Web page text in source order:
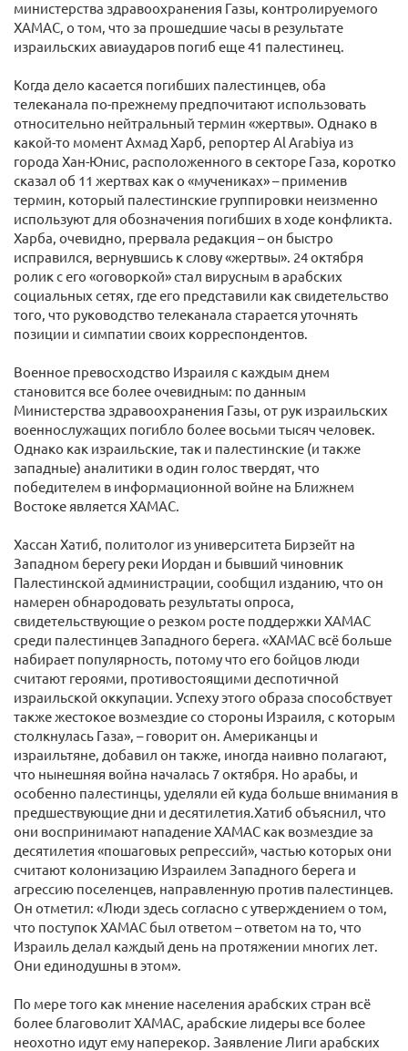
министерства здравоохранения Газы, контролируемого
ХАМАС, о том, что за прошедшие часы в результате
израильских авиаударов погиб еще 41 палестинец.
Когда дело касается погибших палестинцев, оба
телеканала по-прежнему предпочитают использовать
относительно нейтральный термин «жертвы». Однако в
какой-то момент Ахмад Харб, репортер Al Arabiya из
города Хан-Юнис, расположенного в секторе Газа, коротко
сказал об 11 жертвах как о «мучениках» – применив
термин, который палестинские группировки неизменно
используют для обозначения погибших в ходе конфликта.
Харба, очевидно, прервала редакция – он быстро
исправился, вернувшись к слову «жертвы». 24 октября
ролик с его «оговоркой» стал вирусным в арабских
социальных сетях, где его представили как свидетельство
того, что руководство телеканала старается уточнять
позиции и симпатии своих корреспондентов.
Военное превосходство Израиля с каждым днем
становится все более очевидным: по данным
Министерства здравоохранения Газы, от рук израильских
военнослужащих погибло более восьми тысяч человек.
Однако как израильские, так и палестинские (и также
западные) аналитики в один голос твердят, что
победителем в информационной войне на Ближнем
Востоке является ХАМАС.
Хассан Хатиб, политолог из университета Бирзейт на
Западном берегу реки Иордан и бывший чиновник
Палестинской администрации, сообщил изданию, что он
намерен обнародовать результаты опроса,
свидетельствующие о резком росте поддержки ХАМАС
среди палестинцев Западного берега. «ХАМАС всё больше
набирает популярность, потому что его бойцов люди
считают героями, противостоящими деспотичной
израильской оккупации. Успеху этого образа способствует
также жестокое возмездие со стороны Израиля, с которым
столкнулась Газа», – говорит он. Американцы и
израильтяне, добавил он также, иногда наивно полагают,
что нынешняя война началась 7 октября. Но арабы, и
особенно палестинцы, уделяли ей куда больше внимания в
предшествующие дни и десятилетия.Хатиб объяснил, что
они воспринимают нападение ХАМАС как возмездие за
десятилетия «пошаговых репрессий», частью которых они
считают колонизацию Израилем Западного берега и
агрессию поселенцев, направленную против палестинцев.
Он отметил: «Люди здесь согласно с утверждением о том,
что поступок ХАМАС был ответом – ответом на то, что
Израиль делал каждый день на протяжении многих лет.
Они единодушны в этом».
По мере того как мнение населения арабских стран всё
более благоволит ХАМАС, арабские лидеры все более
неохотно идут ему наперекор. Заявление Лиги арабских